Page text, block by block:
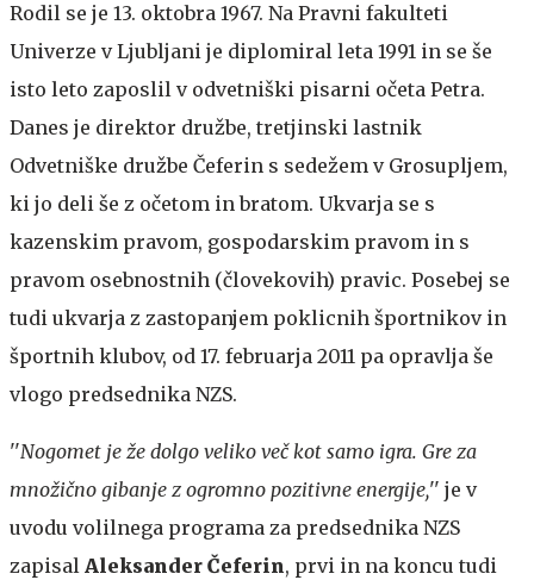
Rodil se je 13. oktobra 1967. Na Pravni fakulteti
Univerze v Ljubljani je diplomiral leta 1991 in se še
isto leto zaposlil v odvetniški pisarni očeta Petra.
Danes je direktor družbe, tretjinski lastnik
Odvetniške družbe Čeferin s sedežem v Grosupljem,
ki jo deli še z očetom in bratom. Ukvarja se s
kazenskim pravom, gospodarskim pravom in s
pravom osebnostnih (človekovih) pravic. Posebej se
tudi ukvarja z zastopanjem poklicnih športnikov in
športnih klubov, od 17. februarja 2011 pa opravlja še
vlogo predsednika NZS.
''Nogomet je že dolgo veliko več kot samo igra. Gre za
množično gibanje z ogromno pozitivne energije,'' je v
uvodu volilnega programa za predsednika NZS
zapisal Aleksander Čeferin, prvi in na koncu tudi